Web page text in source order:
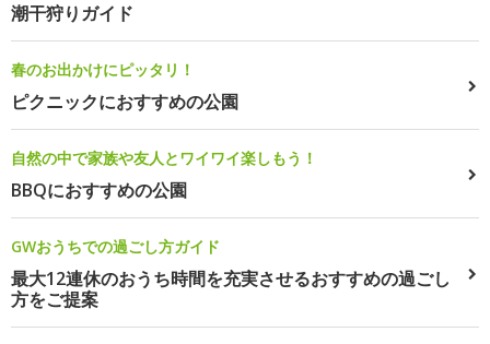
潮干狩りガイド
春のお出かけにピッタリ！
ピクニックにおすすめの公園
自然の中で家族や友人とワイワイ楽しもう！
BBQにおすすめの公園
GWおうちでの過ごし方ガイド
最大12連休のおうち時間を充実させるおすすめの過ごし
方をご提案